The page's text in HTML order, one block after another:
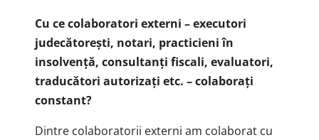
Cu ce colaboratori externi – executori
judecătorești, notari, practicieni în
insolvență, consultanți fiscali, evaluatori,
traducători autorizați etc. – colaboraţi
constant?
Dintre colaboratorii externi am colaborat cu